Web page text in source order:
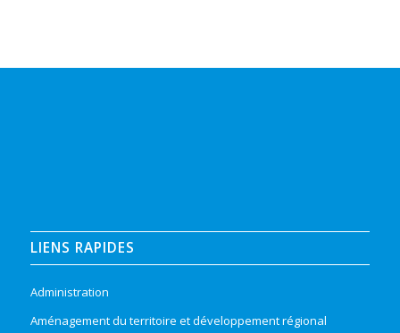
LIENS RAPIDES
Administration
Aménagement du territoire et développement régional